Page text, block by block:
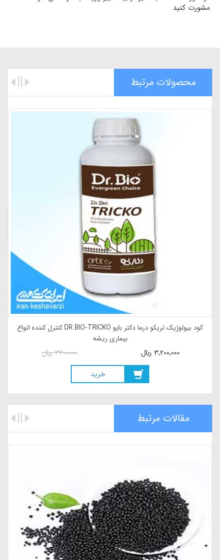
مشورت کنید
محصولات مرتبط
کود بیولوژیک تریکو درما دکتر بایو DR.BIO-TRICKO کنترل کننده انواع
بیماری ریشه
3200000ريال 3,200,000 ريال
خريد
مقالات مرتبط